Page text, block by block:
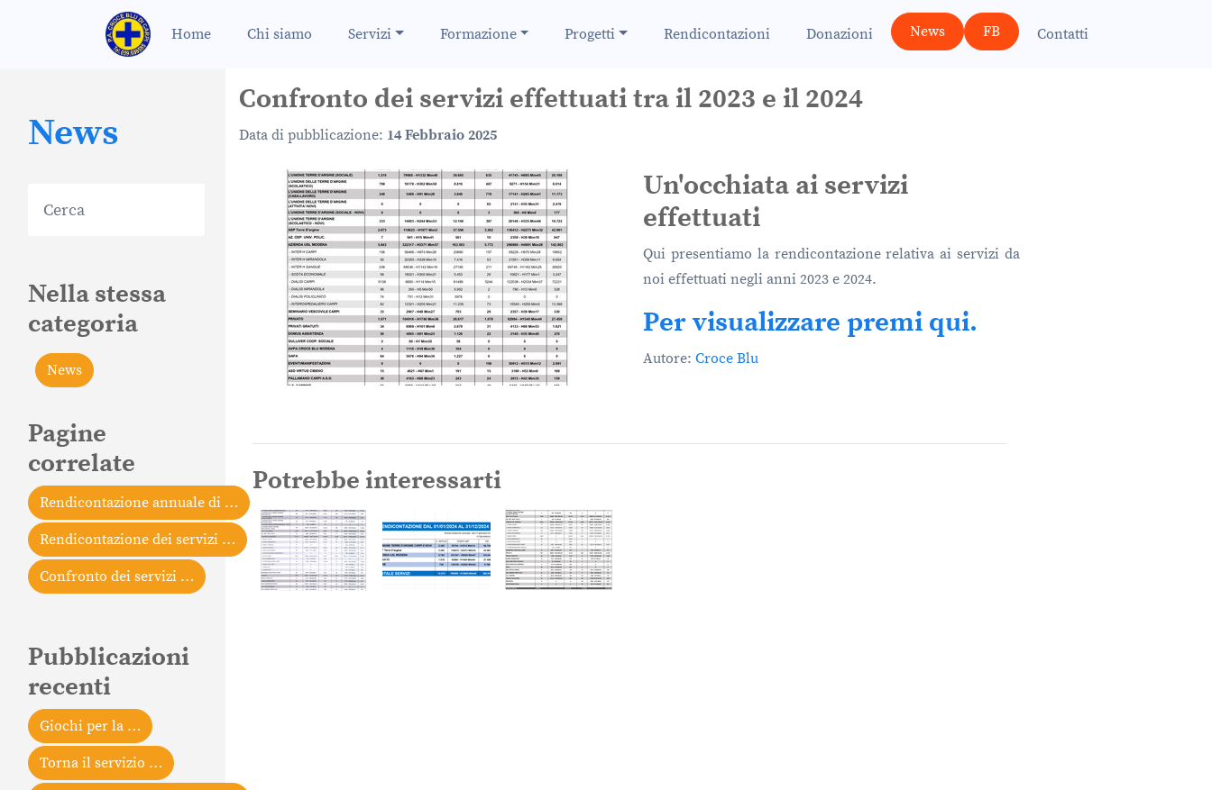
Home Chi siamo Servizi Formazione Progetti Rendicontazioni Donazioni News FB Contatti
News
Nella stessa
categoria
News
Pagine
correlate
Rendicontazione annuale di …
Rendicontazione dei servizi …
Confronto dei servizi …
Pubblicazioni
recenti
Giochi per la …
Torna il servizio …
Confronto dei servizi effettuati tra il 2023 e il 2024
Data di pubblicazione: 14 Febbraio 2025
Un'occhiata ai servizi
effettuati
Qui presentiamo la rendicontazione relativa ai servizi da
noi effettuati negli anni 2023 e 2024.
Per visualizzare premi qui.
Autore: Croce Blu
Potrebbe interessarti